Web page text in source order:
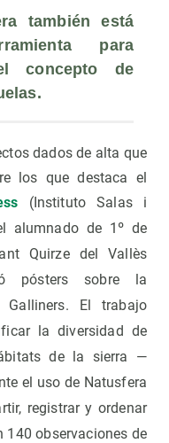
también está
para
concepto de
dados de alta que
los que destaca el
(Instituto Salas i
alumnado de 1º de
Quirze del Vallès
pósters sobre la
El trabajo
la diversidad de
de la sierra —
el uso de Natusfera
registrar y ordenar
140 observaciones de